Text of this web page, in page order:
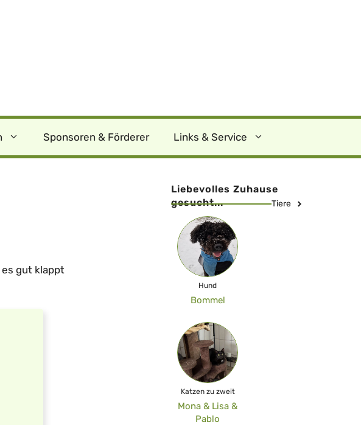
Sponsoren & Förderer Links & Service
es gut klappt
Liebevolles Zuhause
gesucht...
Tiere
Hund
Bommel
Katzen zu zweit
Mona & Lisa &
Pablo